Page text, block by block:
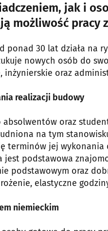
jak i
możliwość pracy
ponad 30 lat działa na
nowych osób do
inżynierskie oraz
realizacji budowy
absolwentów oraz
na tym
terminów jej wykonania
jest podstawowa
podstawowym oraz
elastyczne
niemieckim